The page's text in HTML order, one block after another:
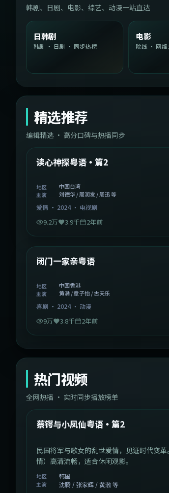
韩剧、日剧、电影、综艺、动漫一站直达
日韩剧
韩剧 · 日剧 · 同步热榜
电影
院线 · 网络
精选推荐
编辑精选 · 高分口碑与热播同步
精选
中国台湾
读心神探粤语·篇2
地区 中国台湾
主演 刘德华 / 周润发 / 周迅 等
爱情 · 2024· 电视剧
9.2万 3.9千 2年前
精选
中国香港
闭门一家亲粤语
地区 中国香港
主演 黄渤 / 章子怡 / 古天乐
喜剧 · 2024· 动漫
9万 3.8千 2年前
热门视频
全网热播 · 实时同步播放榜单
热门
韩国
蔡锷与小凤仙粤语·篇2
民国将军与歌女的乱世爱情，见证时代变
情）高清流畅，适合休闲观影。
地区 韩国
主演
沈腾 / 张家辉 / 黄渤 等